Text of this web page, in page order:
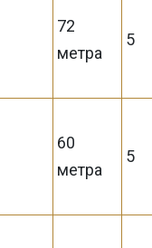
72
метра
5
60
метра
5